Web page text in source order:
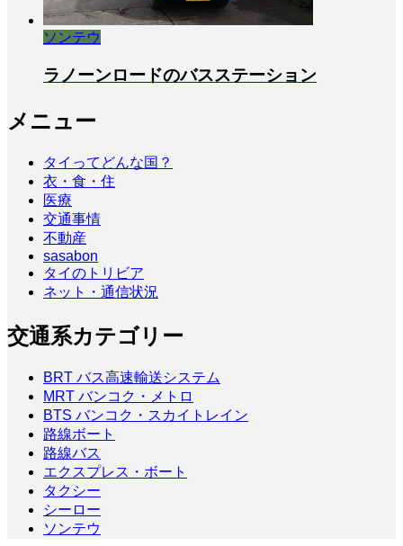
ソンテウ
ラノーンロードのバスステーション
メニュー
タイってどんな国？
衣・食・住
医療
交通事情
不動産
sasabon
タイのトリビア
ネット・通信状況
交通系カテゴリー
BRT バス高速輸送システム
MRT バンコク・メトロ
BTS バンコク・スカイトレイン
路線ボート
路線バス
エクスプレス・ボート
タクシー
シーロー
ソンテウ